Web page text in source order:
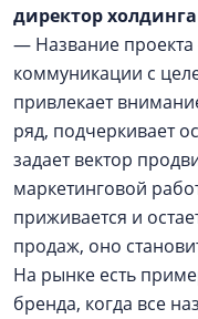
директор
— Название проекта
коммуникации с
привлекает
ряд, подчеркивает
задает вектор
маркетинговой
приживается и
продаж, оно
На рынке есть
бренда, когда все